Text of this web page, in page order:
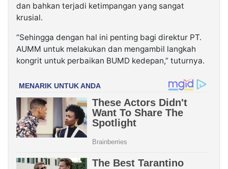
dan bahkan terjadi ketimpangan yang sangat
krusial.
“Sehingga dengan hal ini penting bagi direktur PT.
AUMM untuk melakukan dan mengambil langkah
kongrit untuk perbaikan BUMD kedepan,” tuturnya.